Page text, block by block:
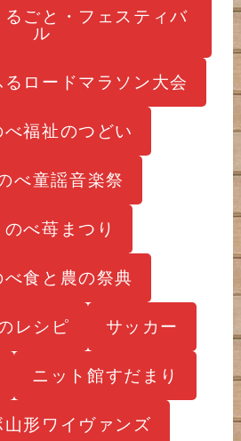
ごと・フェスティバ
ル
ロードマラソン大会
福祉のつどい
べ童謡音楽祭
のべ苺まつり
べ食と農の祭典
レシピ サッカー
ニット館すだまり
形ワイヴァンズ